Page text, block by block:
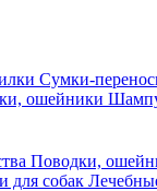
Сумки-
ошейники
Поводки,
для собак